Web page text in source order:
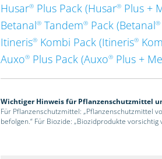
Husar® Plus Pack (Husar® Plus +
Betanal® Tandem® Pack (Betanal®
Itineris® Kombi Pack (Itineris®
Auxo® Plus Pack (Auxo® Plus +
Wichtiger Hinweis für Pflanzenschutzmittel
Für Pflanzenschutzmittel: „Pflanzenschutzmittel
befolgen.“ Für Biozide: „Biozidprodukte